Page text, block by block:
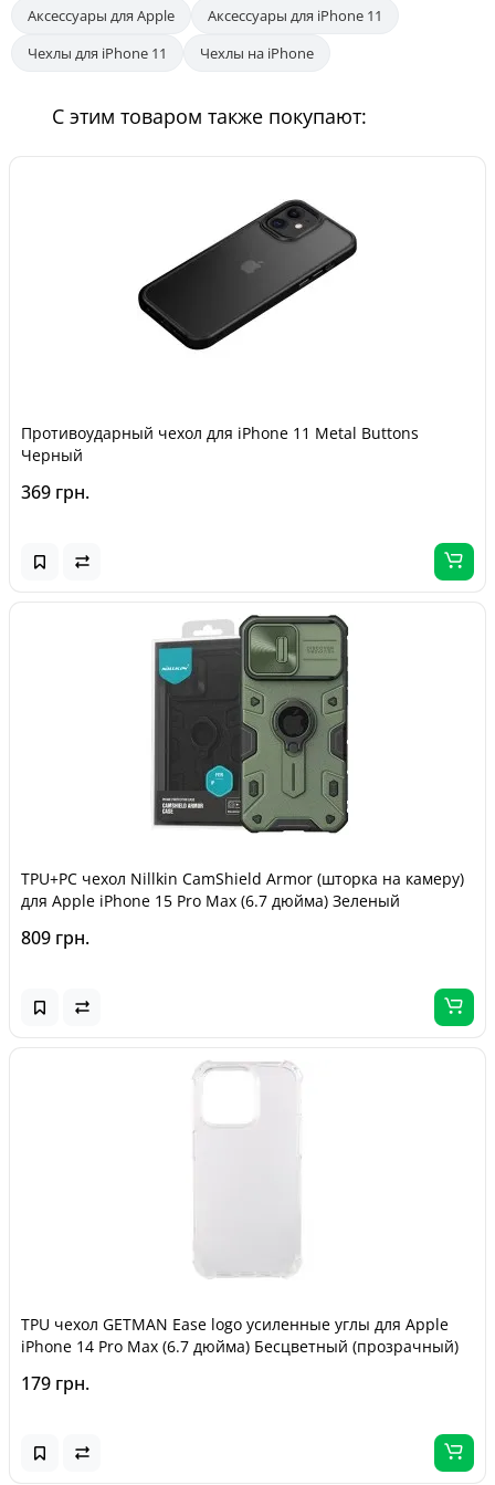
Аксессуары для Apple
Аксессуары для iPhone 11
Чехлы для iPhone 11
Чехлы на iPhone
С этим товаром также покупают:
Противоударный чехол для iPhone 11 Metal Buttons
Черный
369 грн.
TPU+PC чехол Nillkin CamShield Armor (шторка на камеру)
для Apple iPhone 15 Pro Max (6.7 дюйма) Зеленый
809 грн.
TPU чехол GETMAN Ease logo усиленные углы для Apple
iPhone 14 Pro Max (6.7 дюйма) Бесцветный (прозрачный)
179 грн.